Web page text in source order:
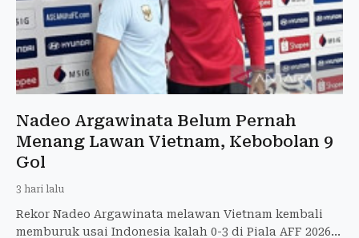
Nadeo Argawinata Belum Pernah
Menang Lawan Vietnam, Kebobolan 9
Gol
3 hari lalu
Rekor Nadeo Argawinata melawan Vietnam kembali
memburuk usai Indonesia kalah 0-3 di Piala AFF 2026.